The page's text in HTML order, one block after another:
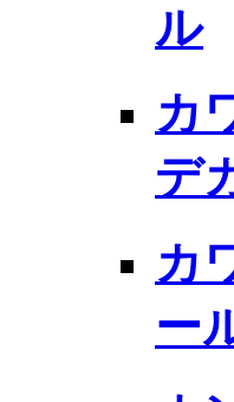
ル
カ
デ
カ
ー